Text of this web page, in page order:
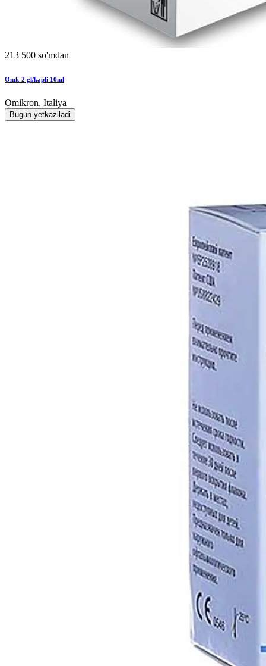
213 500 so'mdan
Omk-2 gl/kapli 10ml
Omikron, Italiya
Bugun yetkaziladi